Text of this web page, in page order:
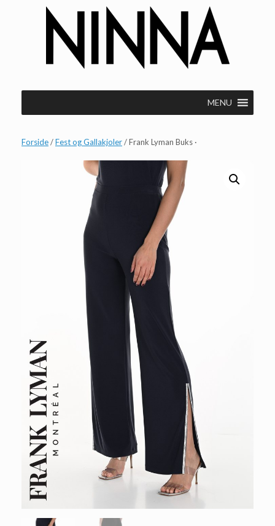
MENU
Forside/Fest og Gallakjoler/ Frank Lyman Buks ·